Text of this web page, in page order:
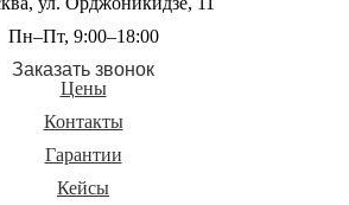
Цены
Контакты
Гарантии
Кейсы
Пн–Пт, 9:00–18:00
Заказать звонок